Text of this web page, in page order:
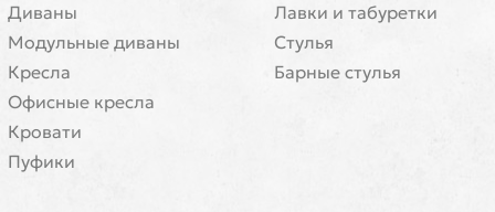
Диваны
Модульные диваны
Кресла
Офисные кресла
Кровати
Пуфики
Лавки и табуретки
Стулья
Барные стулья